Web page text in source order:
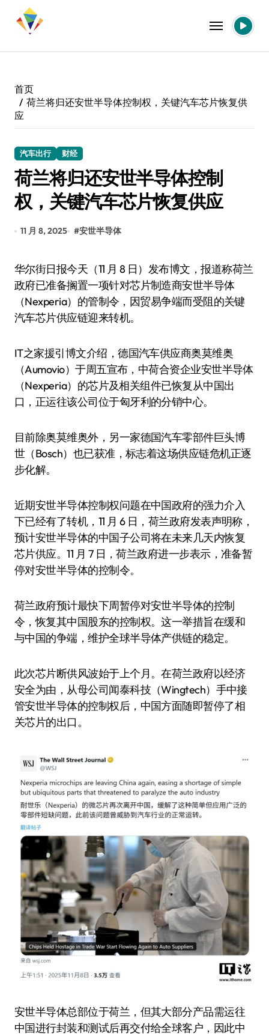
首页
荷兰将归还安世半导体控制权，关键汽车芯片恢复供
应
汽车出行 财经
荷兰将归还安世半导体控制
权，关键汽车芯片恢复供应
11 月 8, 2025 #安世半导体
华尔街日报今天（11 月 8 日）发布博文，报道称荷兰
政府已准备搁置一项针对芯片制造商安世半导体
（Nexperia）的管制令，因贸易争端而受阻的关键
汽车芯片供应链迎来转机。
IT之家援引博文介绍，德国汽车供应商奥莫维奥
（Aumovio）于周五宣布，中荷合资企业安世半导体
（Nexperia）的芯片及相关组件已恢复从中国出
口，正运往该公司位于匈牙利的分销中心。
目前除奥莫维奥外，另一家德国汽车零部件巨头博
世（Bosch）也已获准，标志着这场供应链危机正逐
步化解。
近期安世半导体控制权问题在中国政府的强力介入
下已经有了转机，11 月 6 日，荷兰政府发表声明称，
预计安世半导体的中国子公司将在未来几天内恢复
芯片供应。11 月 7 日，荷兰政府进一步表示，准备暂
停对安世半导体的控制令。
荷兰政府预计最快下周暂停对安世半导体的控制
令，恢复其中国股东的控制权。这一举措旨在缓和
与中国的争端，维护全球半导体产供链的稳定。
此次芯片断供风波始于上个月。在荷兰政府以经济
安全为由，从母公司闻泰科技（Wingtech）手中接
管安世半导体的控制权后，中国方面随即暂停了相
关芯片的出口。
安世半导体总部位于荷兰，但其大部分产品需运往
中国进行封装和测试后再交付给全球客户，因此中